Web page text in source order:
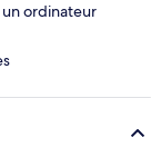
ordinateur